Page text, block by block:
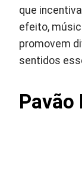
que
efeito,
promovem
sentidos
Pavão